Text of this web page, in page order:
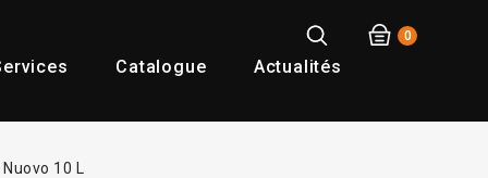
0
Catalogue Actualités
10 L